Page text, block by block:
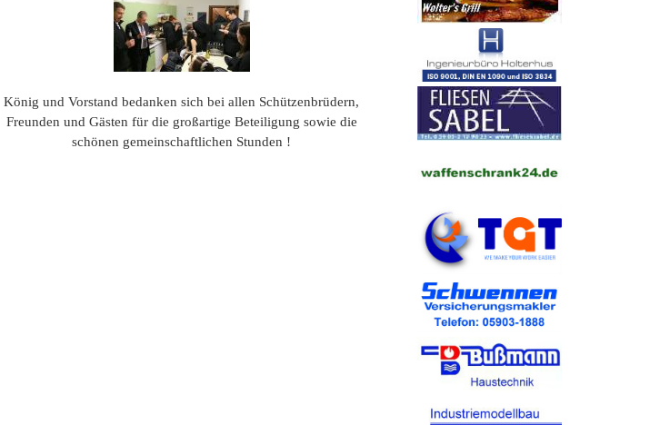
König und Vorstand bedanken sich bei allen Schützenbrüdern,
Freunden und Gästen für die großartige Beteiligung sowie die
schönen gemeinschaftlichen Stunden !